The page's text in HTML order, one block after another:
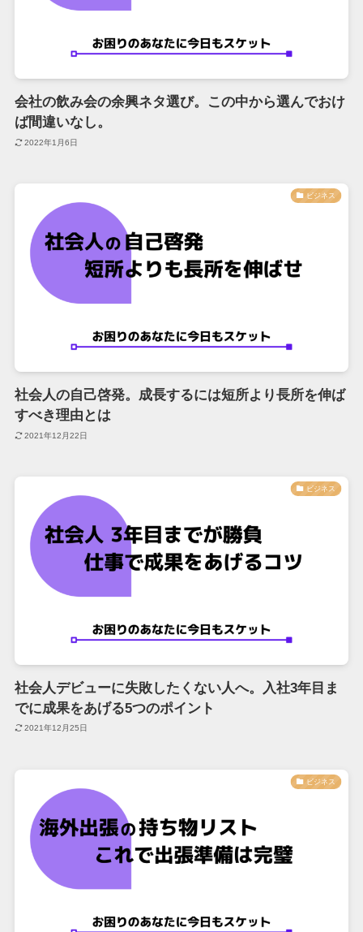
会社の飲み会の余興ネタ選び。この中から選んでおけ
ば間違いなし。
2022年1月6日
ビジネス
社会人の自己啓発。成長するには短所より長所を伸ば
すべき理由とは
2021年12月22日
ビジネス
社会人デビューに失敗したくない人へ。入社3年目ま
でに成果をあげる5つのポイント
2021年12月25日
ビジネス